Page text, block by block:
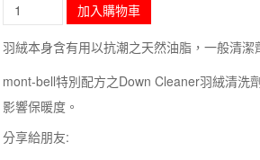
毛
象-
日
本
【MontBell】
O.D
MAINTENANCE
DOWN
加入購物車
羽絨本身含有用以抗潮之天然油脂，一般清潔
mont-bell特別配方之Down Cleaner羽絨清洗
影響保暖度。
分享給朋友: